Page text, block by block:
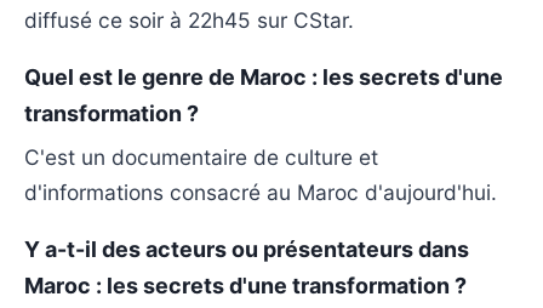
diffusé ce soir à 22h45 sur CStar.
Quel est le genre de Maroc : les secrets d'une
transformation ?
C'est un documentaire de culture et
d'informations consacré au Maroc d'aujourd'hui.
Y a-t-il des acteurs ou présentateurs dans
Maroc : les secrets d'une transformation ?